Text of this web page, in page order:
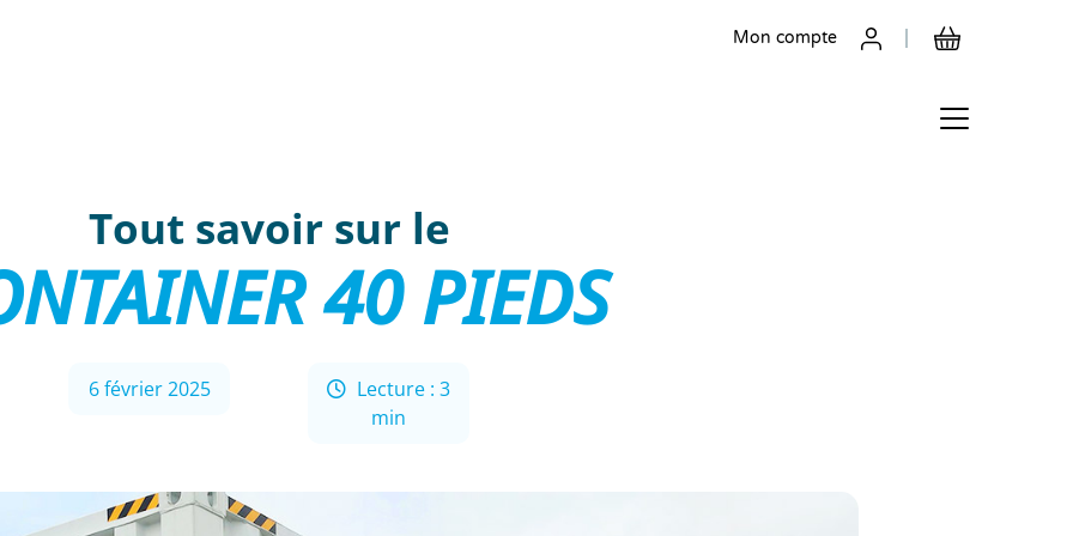
Mon compte
Tout savoir sur le
40 PIEDS
6 février 2025
Lecture : 3
min